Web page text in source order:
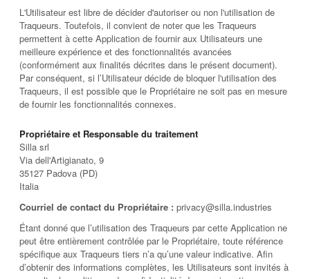
L'Utilisateur est libre de décider d'autoriser ou non l'utilisation de
Traqueurs. Toutefois, il convient de noter que les Traqueurs
permettent à cette Application de fournir aux Utilisateurs une
meilleure expérience et des fonctionnalités avancées
(conformément aux finalités décrites dans le présent document).
Par conséquent, si l’Utilisateur décide de bloquer l'utilisation des
Traqueurs, il est possible que le Propriétaire ne soit pas en mesure
de fournir les fonctionnalités connexes.
Propriétaire et Responsable du traitement
Silla srl
Via dell'Artigianato, 9
35127 Padova (PD)
Italia
Courriel de contact du Propriétaire : privacy@silla.industries
Étant donné que l’utilisation des Traqueurs par cette Application ne
peut être entièrement contrôlée par le Propriétaire, toute référence
spécifique aux Traqueurs tiers n’a qu’une valeur indicative. Afin
d’obtenir des informations complètes, les Utilisateurs sont invités à